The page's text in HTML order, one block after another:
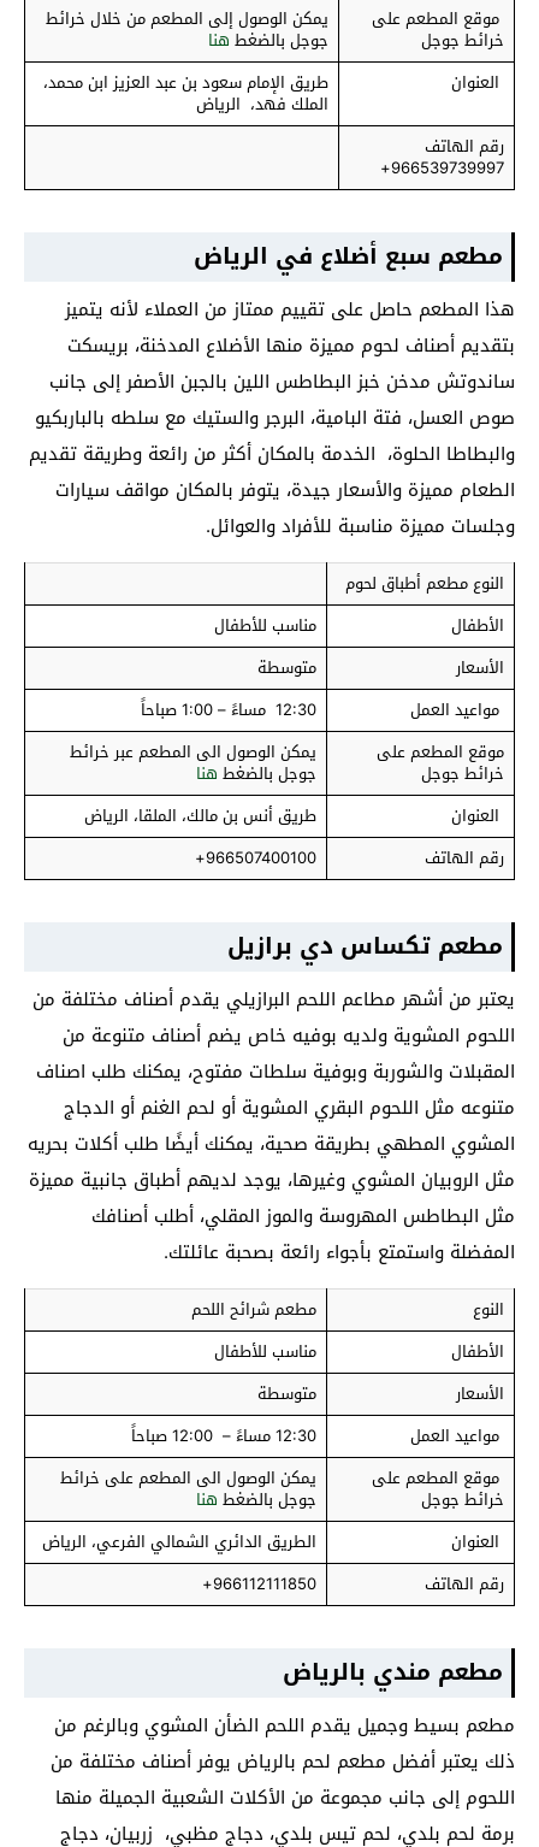
موقع المطعم على
خرائط جوجل
يمكن الوصول إلى المطعم من خلال خرائط
جوجل بالضغط هنا
العنوان
طريق الإمام سعود بن عبد العزيز ابن محمد،
الملك فهد، الرياض
رقم الهاتف
966539739997+
مطعم سبع أضلاع في الرياض
هذا المطعم حاصل على تقييم ممتاز من العملاء لأنه يتميز
بتقديم أصناف لحوم مميزة منها الأضلاع المدخنة، بريسكت
ساندوتش مدخن خبز البطاطس اللين بالجبن الأصفر إلى جانب
صوص العسل، فتة البامية، البرجر والستيك مع سلطه بالباربكيو
والبطاطا الحلوة، الخدمة بالمكان أكثر من رائعة وطريقة تقديم
الطعام مميزة والأسعار جيدة، يتوفر بالمكان مواقف سيارات
وجلسات مميزة مناسبة للأفراد والعوائل.
النوع مطعم أطباق لحوم
الأطفال
مناسب للأطفال
الأسعار
متوسطة
مواعيد العمل
12:30 مساءً – 1:00 صباحاً
موقع المطعم على
خرائط جوجل
يمكن الوصول الى المطعم عبر خرائط
جوجل بالضغط هنا
العنوان
طريق أنس بن مالك، الملقا، الرياض
رقم الهاتف
966507400100+
مطعم تكساس دي برازيل
يعتبر من أشهر مطاعم اللحم البرازيلي يقدم أصناف مختلفة من
اللحوم المشوية ولديه بوفيه خاص يضم أصناف متنوعة من
المقبلات والشوربة وبوفية سلطات مفتوح، يمكنك طلب اصناف
متنوعه مثل اللحوم البقري المشوية أو لحم الغنم أو الدجاج
المشوي المطهي بطريقة صحية، يمكنك أيضًا طلب أكلات بحريه
مثل الروبيان المشوي وغيرها، يوجد لديهم أطباق جانبية مميزة
مثل البطاطس المهروسة والموز المقلي، أطلب أصنافك
المفضلة واستمتع بأجواء رائعة بصحبة عائلتك.
النوع
مطعم شرائح اللحم
الأطفال
مناسب للأطفال
الأسعار
متوسطة
مواعيد العمل
12:30 مساءً – 12:00 صباحاً
موقع المطعم على
خرائط جوجل
يمكن الوصول الى المطعم على خرائط
جوجل بالضغط هنا
العنوان
الطريق الدائري الشمالي الفرعي، الرياض
رقم الهاتف
966112111850+
مطعم مندي بالرياض
مطعم بسيط وجميل يقدم اللحم الضأن المشوي وبالرغم من
ذلك يعتبر أفضل مطعم لحم بالرياض يوفر أصناف مختلفة من
اللحوم إلى جانب مجموعة من الأكلات الشعبية الجميلة منها
برمة لحم بلدي، لحم تيس بلدي، دجاج مظبي، زربيان، دجاج